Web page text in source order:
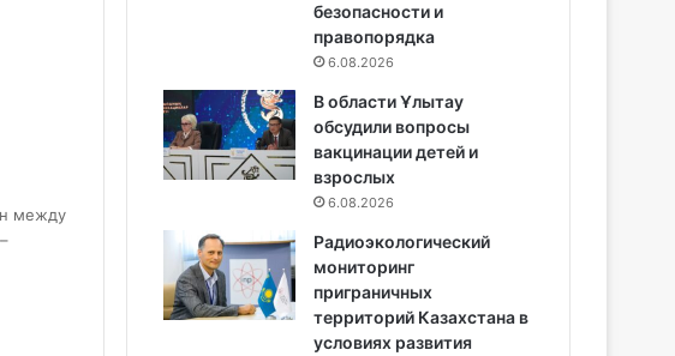
между
безопасности и
правопорядка
6.08.2026
В области Ұлытау
обсудили вопросы
вакцинации детей и
взрослых
6.08.2026
Радиоэкологический
мониторинг
приграничных
территорий Казахстана в
условиях развития